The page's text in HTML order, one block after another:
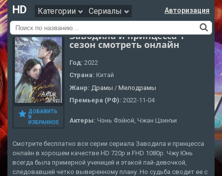
HD Категории Сериалы Авторизация
ДОБАВИТЬ
В
ИЗБРАННОЕ
Заводила и принцесса 1
сезон смотреть онлайн
Год: 2022
Страна: Китай
Жанр: Драмы / Мелодрамы
Премьера (РФ): 2022-11-04
Актеры: Чэнь Фэйюй, Чжан Цзинъи
Смотрите бесплатно все серии сериала Заводила и принцесса
онлайн в хорошем качестве HD 720p и FHD 1080p. Чжу Юнь
всегда была примерной ученицей и этакой пай-девочкой,
следовавшей четко выверенному плану. Но судьба сводит ее с